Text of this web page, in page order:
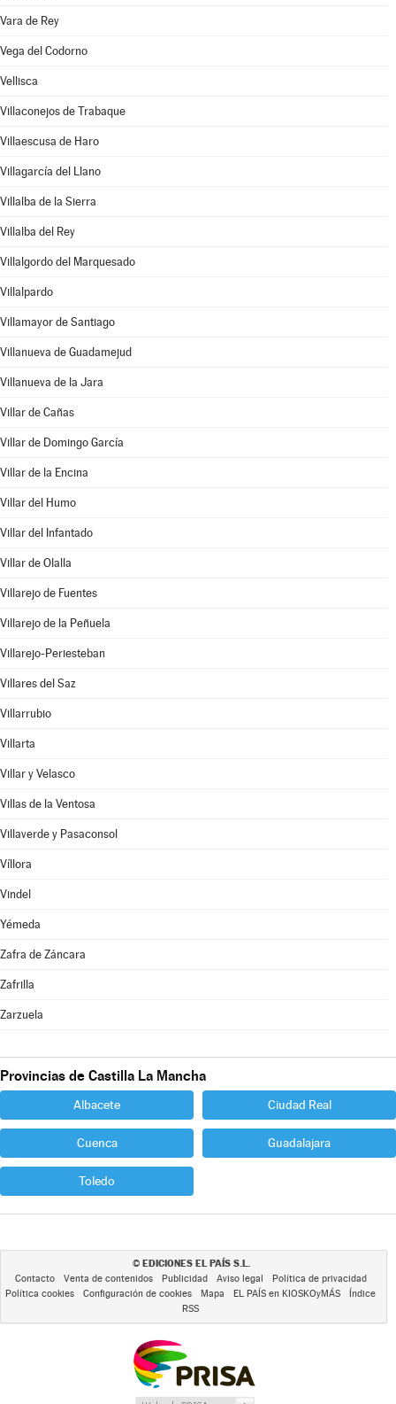
Vara de Rey
Vega del Codorno
Vellisca
Villaconejos de Trabaque
Villaescusa de Haro
Villagarcía del Llano
Villalba de la Sierra
Villalba del Rey
Villalgordo del Marquesado
Villalpardo
Villamayor de Santiago
Villanueva de Guadamejud
Villanueva de la Jara
Villar de Cañas
Villar de Domingo García
Villar de la Encina
Villar del Humo
Villar del Infantado
Villar de Olalla
Villarejo de Fuentes
Villarejo de la Peñuela
Villarejo-Periesteban
Villares del Saz
Villarrubio
Villarta
Villar y Velasco
Villas de la Ventosa
Villaverde y Pasaconsol
Víllora
Vindel
Yémeda
Zafra de Záncara
Zafrilla
Zarzuela
Provincias de Castilla La Mancha
Albacete Ciudad Real
Cuenca Guadalajara
Toledo
© EDICIONES EL PAÍS S.L.
Contacto Venta de contenidos Publicidad Aviso legal
Política de privacidad
Política cookies
Configuración de cookies Mapa EL PAÍS en KIOSKOyMÁS
Índice
RSS